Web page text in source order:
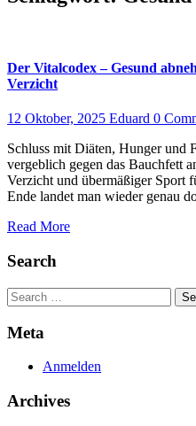
Der Vitalcodex – Gesund
Verzicht
12 Oktober, 2025 Eduard 0
Schluss mit Diäten, Hunger und
vergeblich gegen das Bauchfett
Verzicht und übermäßiger Sport
Ende landet man wieder genau
Read More
Search
Meta
Anmelden
Archives